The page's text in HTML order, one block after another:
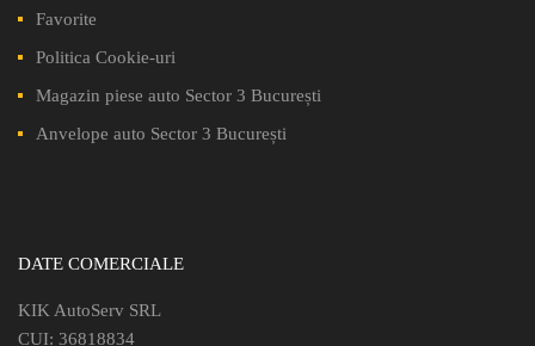
Favorite
Politica Cookie-uri
Magazin piese auto Sector 3 București
Anvelope auto Sector 3 București
DATE COMERCIALE
KIK AutoServ SRL
CUI: 36818834